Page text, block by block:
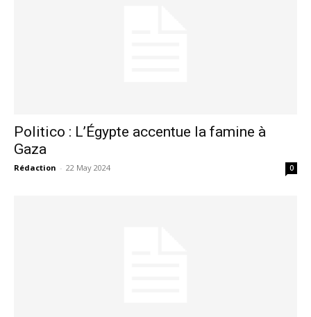
Politico : L’Égypte accentue la famine à
Gaza
Rédaction - 22 May 2024 0